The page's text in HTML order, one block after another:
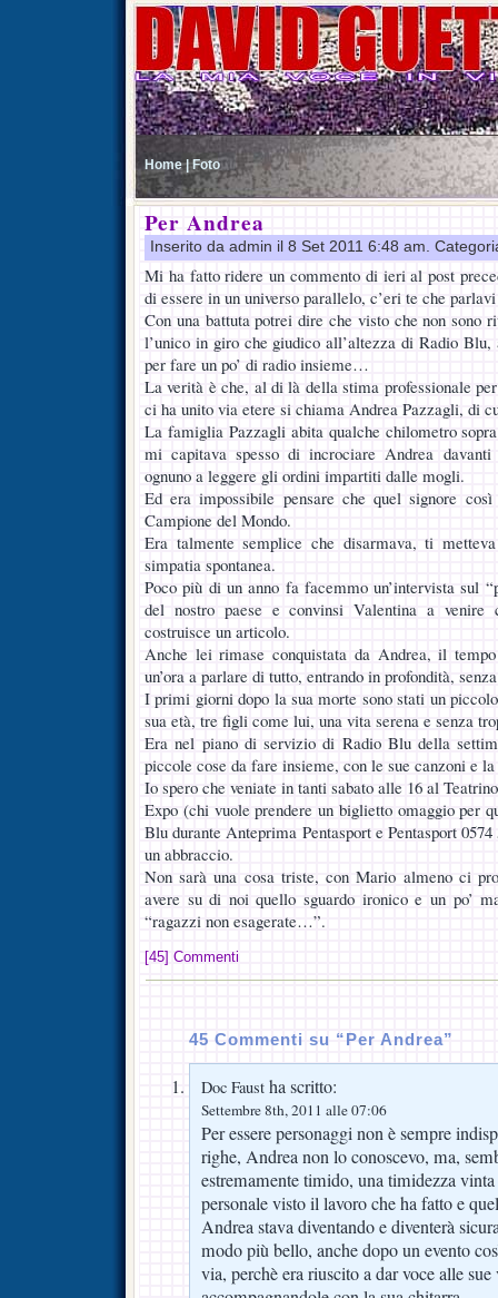
Home | Foto
Per Andrea
Inserito da admin il 8 Set 2011 6:48 am.
Mi ha fatto ridere un commento di ieri al post
di essere in un universo parallelo, c’eri te che
Con una battuta potrei dire che visto che non sono
l’unico in giro che giudico all’altezza di Radio
per fare un po’ di radio insieme…
La verità è che, al di là della stima professionale
ci ha unito via etere si chiama Andrea Pazzagli, di
La famiglia Pazzagli abita qualche chilometro
mi capitava spesso di incrociare Andrea
ognuno a leggere gli ordini impartiti dalle mogli.
Ed era impossibile pensare che quel signore
Campione del Mondo.
Era talmente semplice che disarmava, ti
simpatia spontanea.
Poco più di un anno fa facemmo un’intervista sul
del nostro paese e convinsi Valentina a
costruisce un articolo.
Anche lei rimase conquistata da Andrea, il
un’ora a parlare di tutto, entrando in profondità,
I primi giorni dopo la sua morte sono stati un
sua età, tre figli come lui, una vita serena e senza
Era nel piano di servizio di Radio Blu della
piccole cose da fare insieme, con le sue canzoni e
Io spero che veniate in tanti sabato alle 16 al
Expo (chi vuole prendere un biglietto omaggio per
Blu durante Anteprima Pentasport e Pentasport
un abbraccio.
Non sarà una cosa triste, con Mario almeno ci
avere su di noi quello sguardo ironico e un po’
“ragazzi non esagerate…”.
[45] Commenti
45 Commenti su “Per Andrea”
Doc Faust ha scritto:
Settembre 8th, 2011 alle 07:06
Per essere personaggi non è sempre
righe, Andrea non lo conoscevo, ma,
estremamente timido, una timidezza
personale visto il lavoro che ha fatto e
Andrea stava diventando e diventerà
modo più bello, anche dopo un evento
via, perchè era riuscito a dar voce alle